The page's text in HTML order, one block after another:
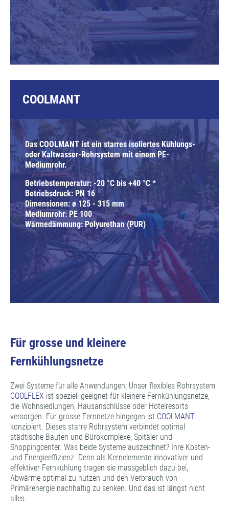
COOLMANT
Das COOLMANT ist ein starres isoliertes Kühlungs-
oder Kaltwasser-Rohrsystem mit einem PE-
Mediumrohr.
Betriebstemperatur: -20 °C bis +40 °C *
Betriebsdruck: PN 16
Dimensionen: ø 125 - 315 mm
Mediumrohr: PE 100
Wärmedämmung: Polyurethan (PUR)
Für grosse und kleinere
Fernkühlungsnetze
Zwei Systeme für alle Anwendungen: Unser flexibles Rohrsystem
COOLFLEX ist speziell geeignet für kleinere Fernkühlungsnetze,
die Wohnsiedlungen, Hausanschlüsse oder Hotelresorts
versorgen. Für grosse Fernnetze hingegen ist COOLMANT
konzipiert. Dieses starre Rohrsystem verbindet optimal
städtische Bauten und Bürokomplexe, Spitäler und
Shoppingcenter. Was beide Systeme auszeichnet? Ihre Kosten-
und Energieeffizienz. Denn als Kernelemente innovativer und
effektiver Fernkühlung tragen sie massgeblich dazu bei,
Abwärme optimal zu nutzen und den Verbrauch von
Primärenergie nachhaltig zu senken. Und das ist längst nicht
alles.